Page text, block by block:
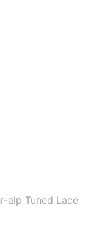
alp Tuned Lace